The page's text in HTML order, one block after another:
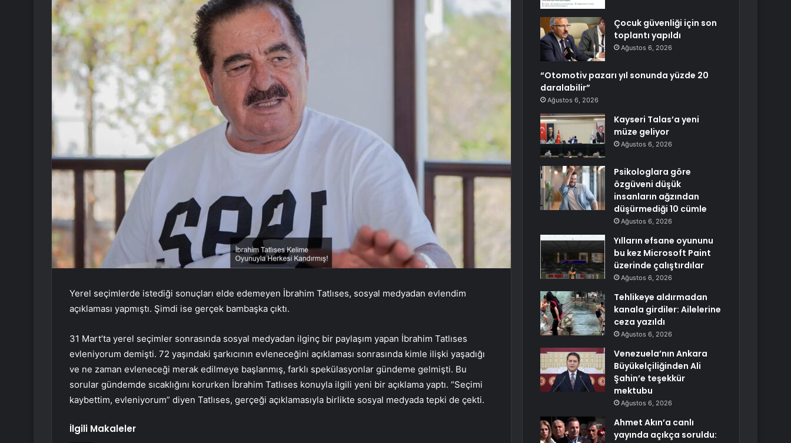
Yerel seçimlerde istediği sonuçları elde edemeyen İbrahim Tatlıses, sosyal medyadan evlendim
açıklaması yapmıştı. Şimdi ise gerçek bambaşka çıktı.
31 Mart’ta yerel seçimler sonrasında sosyal medyadan ilginç bir paylaşım yapan İbrahim Tatlıses
evleniyorum demişti. 72 yaşındaki şarkıcının evleneceğini açıklaması sonrasında kimle ilişki yaşadığı
ve ne zaman evleneceği merak edilmeye başlanmış, farklı spekülasyonlar gündeme gelmişti. Bu
sorular gündemde sıcaklığını korurken İbrahim Tatlıses konuyla ilgili yeni bir açıklama yaptı. “Seçimi
kaybettim, evleniyorum” diyen Tatlıses, gerçeği açıklamasıyla birlikte sosyal medyada tepki de çekti.
İlgili Makaleler
Çocuk güvenliği için son
toplantı yapıldı
Ağustos 6, 2026
“Otomotiv pazarı yıl sonunda yüzde 20
daralabilir”
Ağustos 6, 2026
Kayseri Talas’a yeni
müze geliyor
Ağustos 6, 2026
Psikologlara göre
özgüveni düşük
insanların ağzından
düşürmediği 10 cümle
Ağustos 6, 2026
Yılların efsane oyununu
bu kez Microsoft Paint
üzerinde çalıştırdılar
Ağustos 6, 2026
Tehlikeye aldırmadan
kanala girdiler: Ailelerine
ceza yazıldı
Ağustos 6, 2026
Venezuela’nın Ankara
Büyükelçiliğinden Ali
Şahin’e teşekkür
mektubu
Ağustos 6, 2026
Ahmet Akın’a canlı
yayında açıkça soruldu: